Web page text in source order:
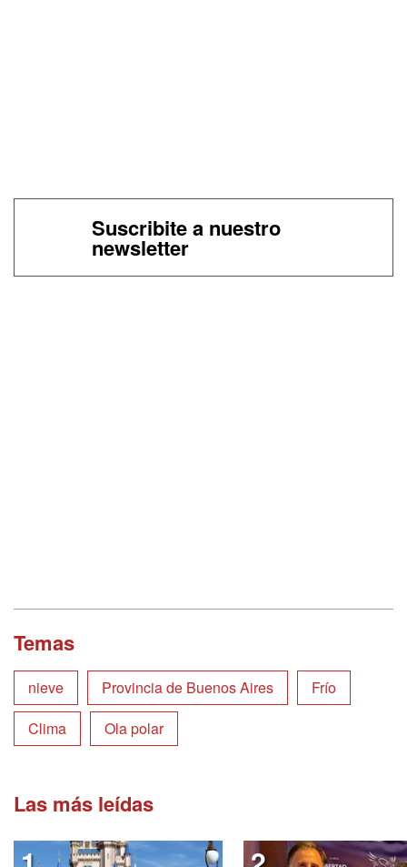
Suscribite a nuestro
newsletter
Temas
nieve Provincia de Buenos Aires
Frío
Clima
Ola polar
Las más leídas